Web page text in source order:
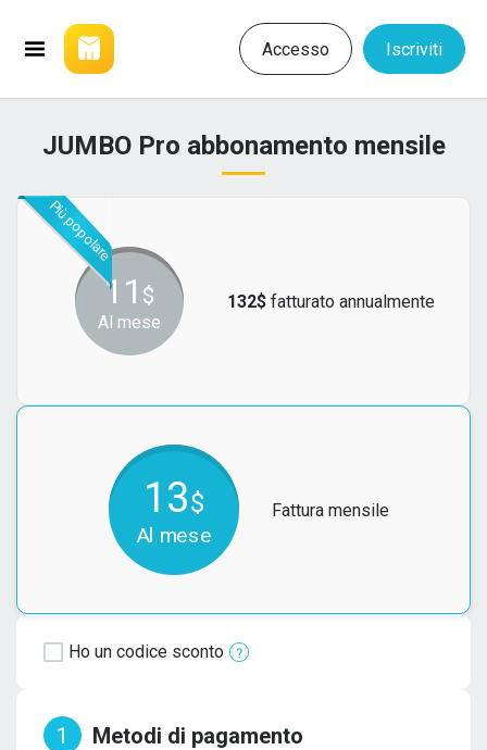
Accesso Iscriviti
JUMBO Pro abbonamento mensile
Più popolare
11 $
Al mese
132$ fatturato annualmente
13$
Al mese
Fattura mensile
Ho un codice sconto
1 Metodi di pagamento